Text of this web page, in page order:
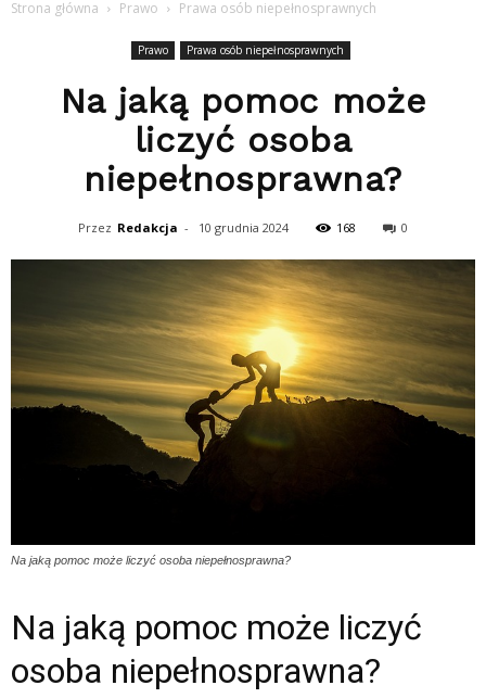
Strona główna Prawo Prawa osób niepełnosprawnych
Prawo Prawa osób niepełnosprawnych
Na jaką pomoc może
liczyć osoba
niepełnosprawna?
Przez Redakcja - 10 grudnia 2024 168 0
Na jaką pomoc może liczyć osoba niepełnosprawna?
Na jaką pomoc może liczyć
osoba niepełnosprawna?